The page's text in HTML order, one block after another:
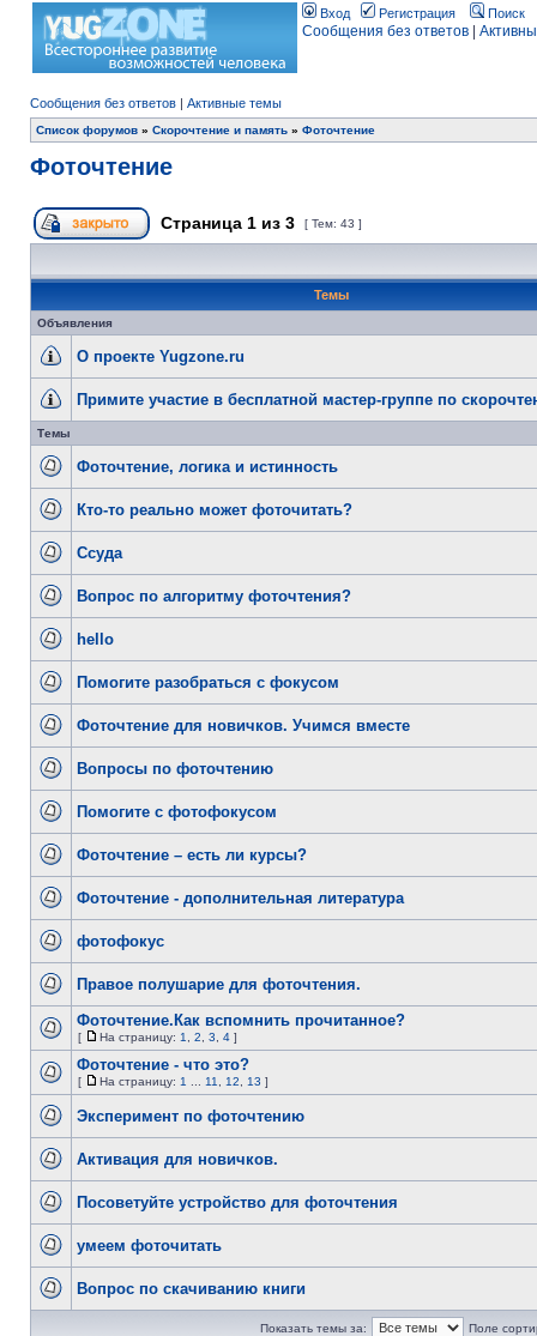
Вход Регистрация Поиск
Сообщения без ответов
Сообщения без ответов | Активные темы
Список форумов » Скорочтение и память » Фоточтение
Фоточтение
Страница 1 из 3 [ Тем: 43 ]
Темы
Объявления
О проекте Yugzone.ru
Примите участие в бесплатной мастер-группе по
Темы
Фоточтение, логика и истинность
Кто-то реально может фоточитать?
Ссуда
Вопрос по алгоритму фоточтения?
hello
Помогите разобраться с фокусом
Фоточтение для новичков. Учимся вместе
Вопросы по фоточтению
Помогите с фотофокусом
Фоточтение – есть ли курсы?
Фоточтение - дополнительная литература
фотофокус
Правое полушарие для фоточтения.
Фоточтение.Как вспомнить прочитанное?
[ На страницу: 1 2 3 4 ]
Фоточтение - что это?
[ На страницу: 1 11 12 13 ]
Эксперимент по фоточтению
Активация для новичков.
Посоветуйте устройство для фоточтения
умеем фоточитать
Вопрос по скачиванию книги
Показать темы за: Поле